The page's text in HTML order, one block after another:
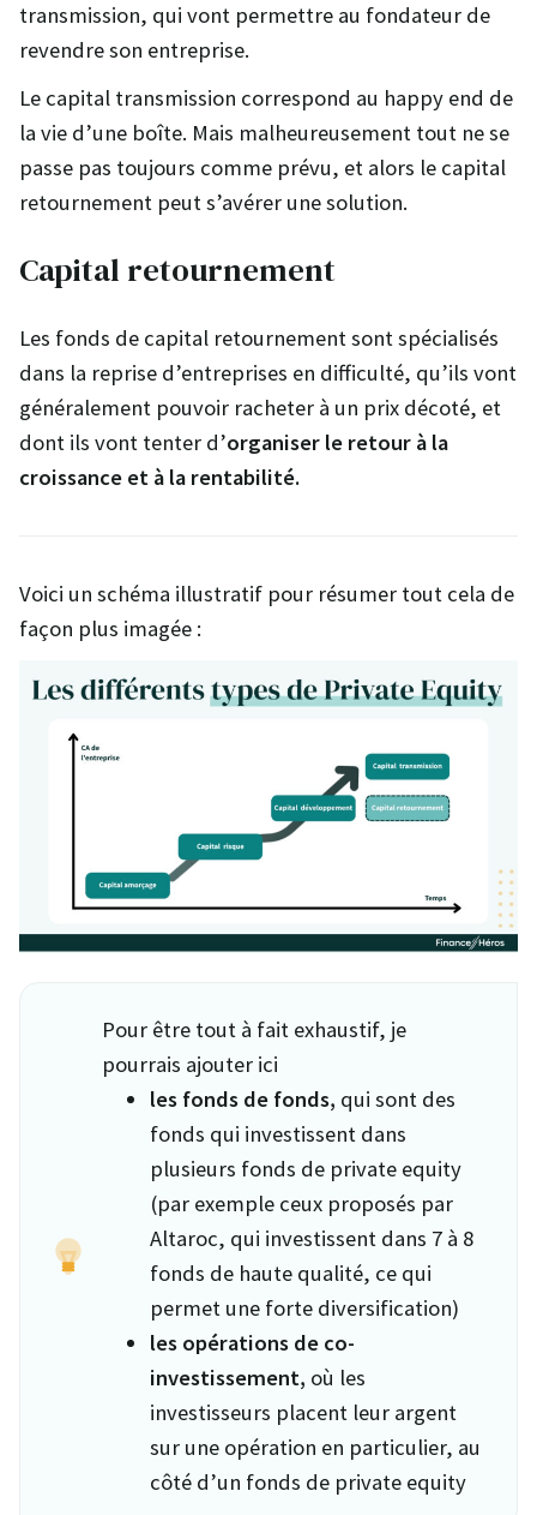
transmission, qui vont permettre au fondateur de
revendre son entreprise.
Le capital transmission correspond au happy end de
la vie d’une boîte. Mais malheureusement tout ne se
passe pas toujours comme prévu, et alors le capital
retournement peut s’avérer une solution.
Capital retournement
Les fonds de capital retournement sont spécialisés
dans la reprise d’entreprises en difficulté, qu’ils vont
généralement pouvoir racheter à un prix décoté, et
dont ils vont tenter d’organiser le retour à la
croissance et à la rentabilité.
Voici un schéma illustratif pour résumer tout cela de
façon plus imagée :
Pour être tout à fait exhaustif, je
pourrais ajouter ici
les fonds de fonds, qui sont des
fonds qui investissent dans
plusieurs fonds de private equity
(par exemple ceux proposés par
Altaroc, qui investissent dans 7 à 8
fonds de haute qualité, ce qui
permet une forte diversification)
les opérations de co-
investissement, où les
investisseurs placent leur argent
sur une opération en particulier, au
côté d’un fonds de private equity